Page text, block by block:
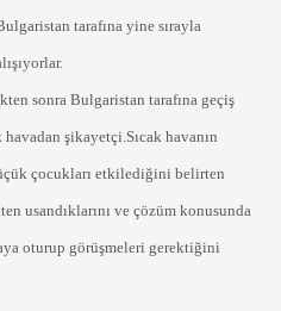
tarafına yine sırayla
sonra Bulgaristan tarafına geçiş
şikayetçi.Sıcak havanın
çocukları etkilediğini belirten
usandıklarını ve çözüm konusunda
oturup görüşmeleri gerektiğini